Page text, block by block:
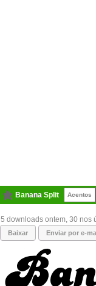
Banana Split Acentos
5 downloads ontem, 30 nos
Baixar Enviar por e-